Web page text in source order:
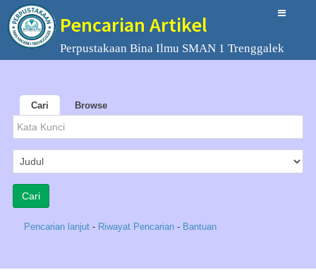
Pencarian Artikel
Perpustakaan Bina Ilmu SMAN 1 Trenggalek
Cari Browse
Pencarian lanjut - Riwayat Pencarian - Bantuan